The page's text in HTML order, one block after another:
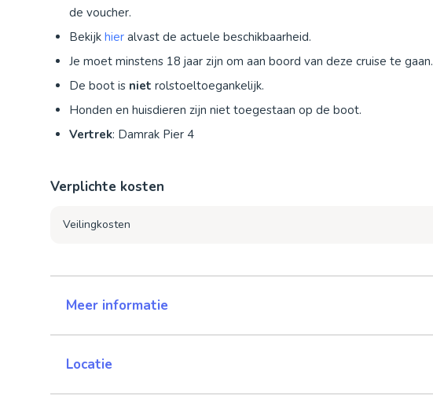
de voucher.
Bekijk hier alvast de actuele beschikbaarheid.
Je moet minstens 18 jaar zijn om aan boord van deze cruise te gaan.
De boot is niet rolstoeltoegankelijk.
Honden en huisdieren zijn niet toegestaan op de boot.
Vertrek: Damrak Pier 4
Verplichte kosten
Veilingkosten
Meer informatie
Locatie